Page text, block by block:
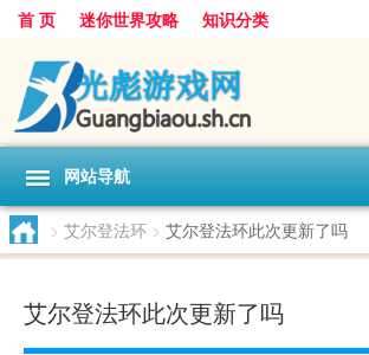
首 页 迷你世界攻略 知识分类
网站导航
> 艾尔登法环 > 艾尔登法环此次更新了吗
艾尔登法环此次更新了吗